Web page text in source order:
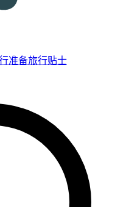
准备旅行贴士